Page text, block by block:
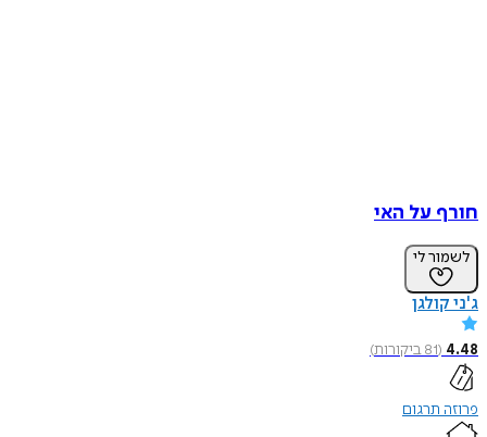
חורף על האי
לשמור לי
ג'ני קולגן
4.48
(
81ביקורות)
פרוזה תרגום